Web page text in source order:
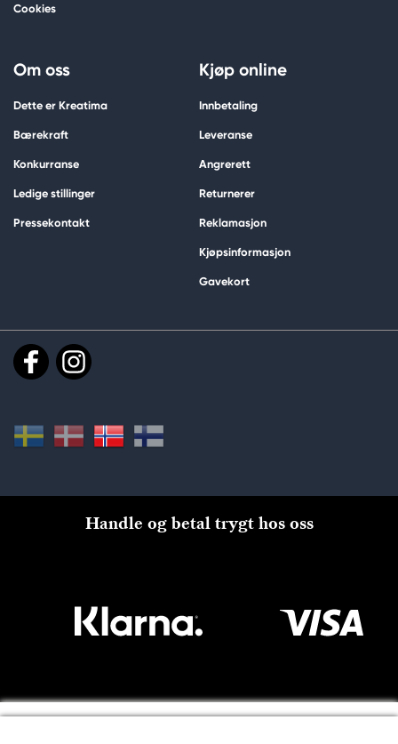
Cookies
Om oss
Dette er Kreatima
Bærekraft
Konkurranse
Ledige stillinger
Pressekontakt
Kjøp online
Innbetaling
Leveranse
Angrerett
Returnerer
Reklamasjon
Kjøpsinformasjon
Gavekort
Handle og betal trygt hos oss